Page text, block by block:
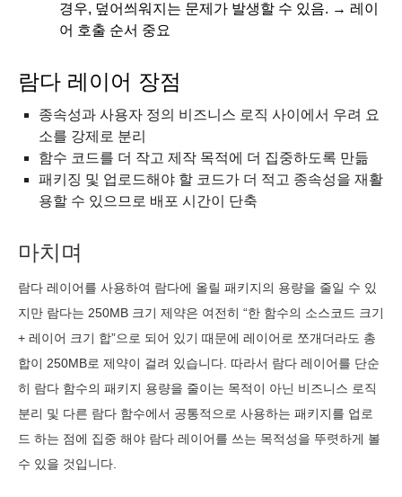
경우, 덮어씌워지는 문제가 발생할 수 있음. → 레이
어 호출 순서 중요
람다 레이어 장점
종속성과 사용자 정의 비즈니스 로직 사이에서 우려 요
소를 강제로 분리
함수 코드를 더 작고 제작 목적에 더 집중하도록 만듦
패키징 및 업로드해야 할 코드가 더 적고 종속성을 재활
용할 수 있으므로 배포 시간이 단축
마치며
람다 레이어를 사용하여 람다에 올릴 패키지의 용량을 줄일 수 있
지만 람다는 250MB 크기 제약은 여전히 “한 함수의 소스코드 크기
+ 레이어 크기 합”으로 되어 있기 때문에 레이어로 쪼개더라도 총
합이 250MB로 제약이 걸려 있습니다. 따라서 람다 레이어를 단순
히 람다 함수의 패키지 용량을 줄이는 목적이 아닌 비즈니스 로직
분리 및 다른 람다 함수에서 공통적으로 사용하는 패키지를 업로
드 하는 점에 집중 해야 람다 레이어를 쓰는 목적성을 뚜렷하게 볼
수 있을 것입니다.